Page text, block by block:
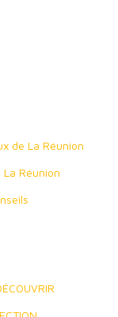
de La Réunion
Réunion